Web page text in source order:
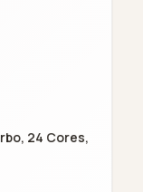
24 Cores,